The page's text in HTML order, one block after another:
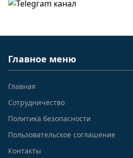
Главное меню
Главная
Сотрудничество
Политика безопасности
Пользовательское соглашение
Контакты